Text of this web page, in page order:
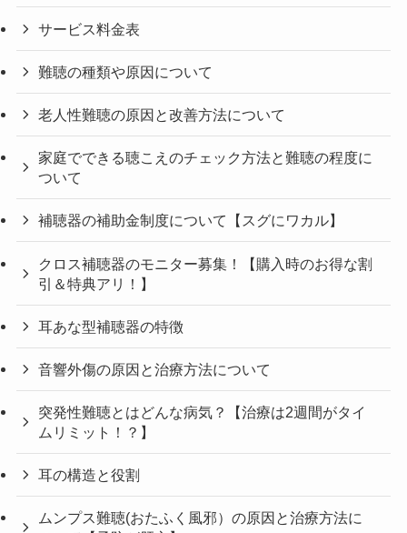
サービス料金表
難聴の種類や原因について
老人性難聴の原因と改善方法について
家庭でできる聴こえのチェック方法と難聴の程度に
ついて
補聴器の補助金制度について【スグにワカル】
クロス補聴器のモニター募集！【購入時のお得な割
引＆特典アリ！】
耳あな型補聴器の特徴
音響外傷の原因と治療方法について
突発性難聴とはどんな病気？【治療は2週間がタイ
ムリミット！？】
耳の構造と役割
ムンプス難聴(おたふく風邪）の原因と治療方法に